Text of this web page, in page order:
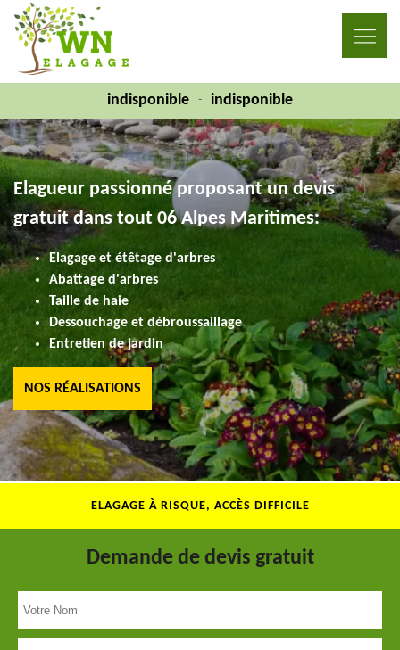
indisponible - indisponible
Elagueur passionné proposant un devis
gratuit dans tout 06 Alpes Maritimes:
Elagage et étêtage d'arbres
Abattage d'arbres
Taille de haie
Dessouchage et débroussaillage
Entretien de jardin
NOS RÉALISATIONS
ELAGAGE À RISQUE, ACCÈS DIFFICILE
Demande de devis gratuit